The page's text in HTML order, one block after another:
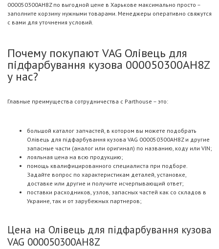
000050300AH8Z по выгодной цене в Харькове максимально просто –
заполните корзину нужными товарами. Менеджеры оперативно свяжутся
с вами для уточнения условий.
Почему покупают VAG Олівець для
підфарбування кузова 000050300AH8Z
у нас?
Главные преимущества сотрудничества с Parthouse – это:
большой каталог запчастей, в котором вы можете подобрать
Олівець для підфарбування кузова VAG 000050300AH8Z и другие
запасные части (аналог или оригинал) по названию, коду или VIN;
лояльная цена на всю продукцию;
помощь квалифицированного специалиста при подборе.
Задайте вопрос по характеристикам деталей, установке,
доставке или другие и получите исчерпывающий ответ;
поставки расходников, узлов, запасных частей как со складов в
Украине, так и от зарубежных партнеров;
Цена на Олівець для підфарбування кузова
VAG 000050300AH8Z